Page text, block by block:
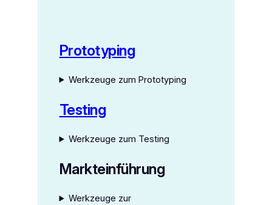
Prototyping
Werkzeuge zum Prototyping
Testing
Werkzeuge zum Testing
Markteinführung
Werkzeuge zur